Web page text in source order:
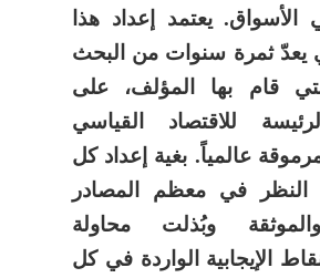
الأسواق. يعتمد إعداد هذا
يعدّ ثمرة سنوات من البحث
قام بها المؤلف، على
للاقتصاد القياسي
عالمياً. بغية إعداد كل
في معظم المصادر
وبُذلت محاولة
الإيجابية الواردة في كل